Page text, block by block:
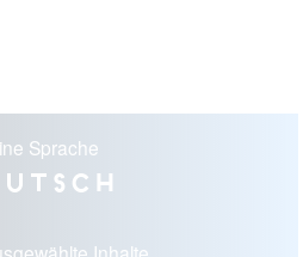
Sprache